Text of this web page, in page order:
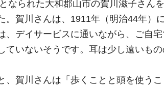
なられた大和郡山市の賀川滋子さん
。賀川さんは、1911年（明治44年）
、デイサービスに通いながら、ご自
ていないそうです。耳は少し遠いも
、賀川さんは「歩くことと頭を使う